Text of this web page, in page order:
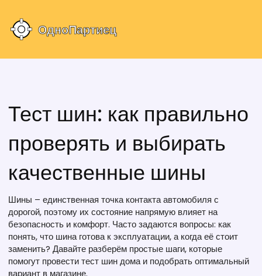
Тест шин: как правильно
проверять и выбирать
качественные шины
Шины – единственная точка контакта автомобиля с
дорогой, поэтому их состояние напрямую влияет на
безопасность и комфорт. Часто задаются вопросы: как
понять, что шина готова к эксплуатации, а когда её стоит
заменить? Давайте разберём простые шаги, которые
помогут провести тест шин дома и подобрать оптимальный
вариант в магазине.